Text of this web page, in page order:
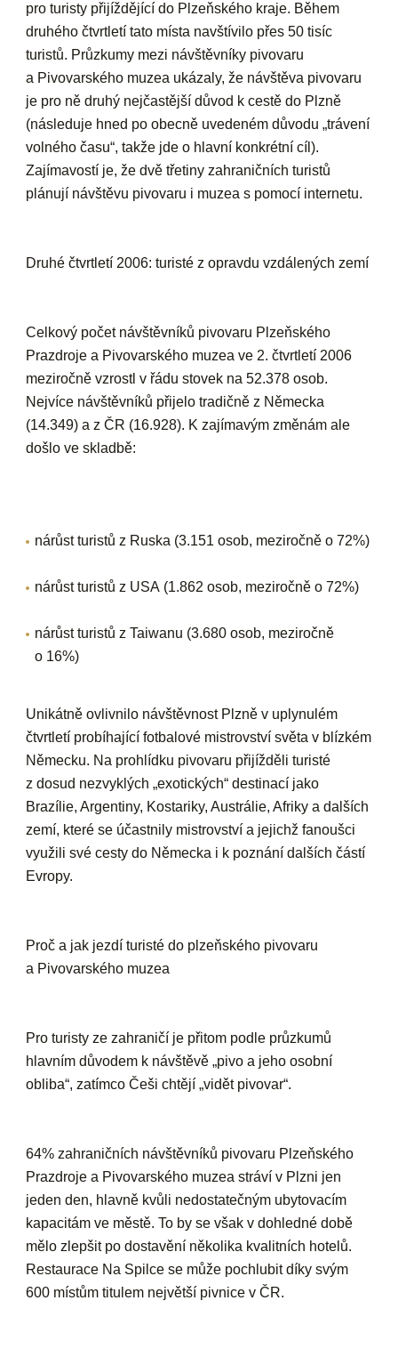
pro turisty přijíždějící do Plzeňského kraje. Během
druhého čtvrtletí tato místa navštívilo přes 50 tisíc
turistů. Průzkumy mezi návštěvníky pivovaru
a Pivovarského muzea ukázaly, že návštěva pivovaru
je pro ně druhý nejčastější důvod k cestě do Plzně
(následuje hned po obecně uvedeném důvodu „trávení
volného času“, takže jde o hlavní konkrétní cíl).
Zajímavostí je, že dvě třetiny zahraničních turistů
plánují návštěvu pivovaru i muzea s pomocí internetu.
Druhé čtvrtletí 2006: turisté z opravdu vzdálených zemí
Celkový počet návštěvníků pivovaru Plzeňského
Prazdroje a Pivovarského muzea ve 2. čtvrtletí 2006
meziročně vzrostl v řádu stovek na 52.378 osob.
Nejvíce návštěvníků přijelo tradičně z Německa
(14.349) a z ČR (16.928). K zajímavým změnám ale
došlo ve skladbě:
nárůst turistů z Ruska (3.151 osob, meziročně o 72%)
nárůst turistů z USA (1.862 osob, meziročně o 72%)
nárůst turistů zTaiwanu (3.680 osob, meziročně
o 16%)
Unikátně ovlivnilo návštěvnost Plzně v uplynulém
čtvrtletí probíhajícífotbalové mistrovství světa v blízkém
Německu. Na prohlídku pivovaru přijížděli turisté
z dosud nezvyklých „exotických“ destinací jako
Brazílie, Argentiny, Kostariky, Austrálie, Afriky a dalších
zemí, které se účastnily mistrovství a jejichž fanoušci
využili své cesty do Německa i k poznání dalších částí
Evropy.
Proč a jak jezdí turisté do plzeňského pivovaru
a Pivovarského muzea
Pro turisty ze zahraničí je přitom podle průzkumů
hlavním důvodem k návštěvě „pivo a jeho osobní
obliba“, zatímco Češi chtějí „vidět pivovar“.
64% zahraničních návštěvníků pivovaru Plzeňského
Prazdroje a Pivovarského muzea stráví v Plzni jen
jeden den, hlavně kvůli nedostatečným ubytovacím
kapacitám ve městě. To by se však v dohledné době
mělo zlepšit po dostavění několika kvalitních hotelů.
Restaurace Na Spilce se může pochlubit díky svým
600 místům titulem největší pivnice v ČR.